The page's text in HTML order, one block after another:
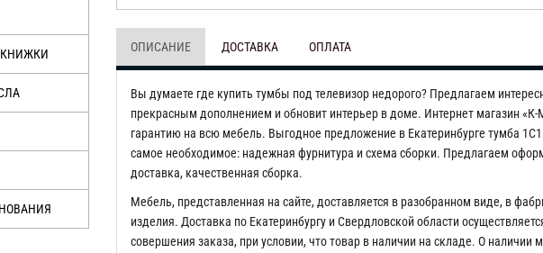
ОПИСАНИЕ ДОСТАВКА ОПЛАТА
Вы думаете где купить тумбы под телевизор недорого? Предлагаем
прекрасным дополнением и обновит интерьер в доме. Интернет магазин
гарантию на всю мебель. Выгодное предложение в Екатеринбурге тумба
самое необходимое: надежная фурнитура и схема сборки. Предлагаем
доставка, качественная сборка.
Мебель, представленная на сайте, доставляется в разобранном виде, в
изделия. Доставка по Екатеринбургу и Свердловской области
совершения заказа, при условии, что товар в наличии на складе. О наличии